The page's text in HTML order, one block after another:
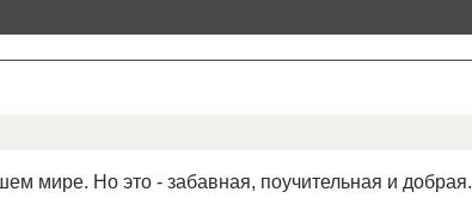
мире. Но это - забавная, поучительная и добрая.